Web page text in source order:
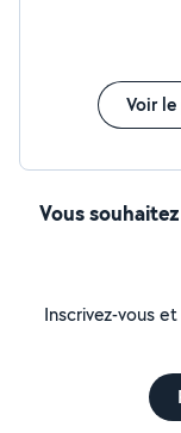
Voir
Vous
Inscrivez-vous